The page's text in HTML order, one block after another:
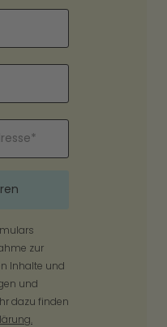
zur
Inhalte und
und
dazu finden